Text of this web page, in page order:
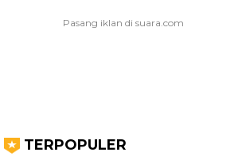
TERPOPULER